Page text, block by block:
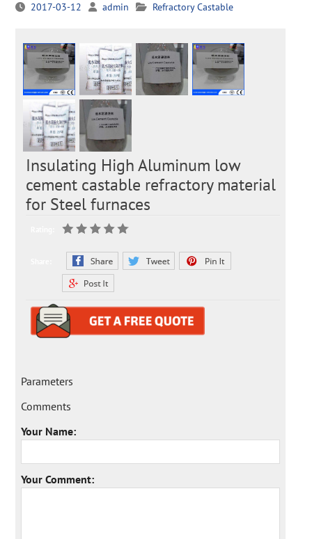
2017-03-12 admin Refractory Castable
Insulating High Aluminum low
cement castable refractory material
for Steel furnaces
Parameters
Comments
Your Name:
Your Comment: